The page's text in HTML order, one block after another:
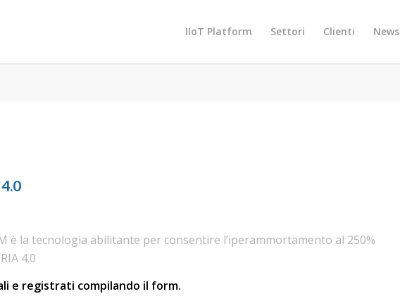
IIoT Platform Settori Clienti News
è la tecnologia abilitante per consentire l’iperammortamento al 250%
4.0
e registrati compilando il form.